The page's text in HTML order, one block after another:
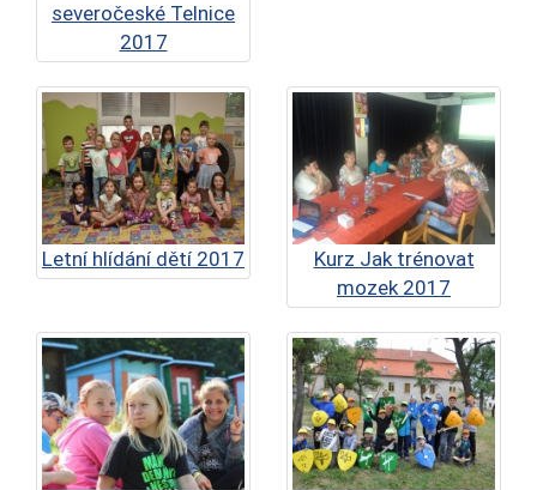
severočeské Telnice
2017
Letní hlídání dětí 2017
Kurz Jak trénovat
mozek 2017